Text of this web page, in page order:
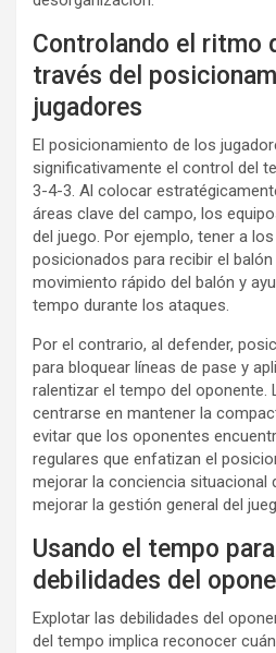
Controlando el ritmo
través del
jugadores
El posicionamiento de los
significativamente el control del
3-4-3. Al colocar
áreas clave del campo, los
del juego. Por ejemplo, tener a
posicionados para recibir el
movimiento rápido del balón y
tempo durante los ataques.
Por el contrario, al defender,
para bloquear líneas de pase y
ralentizar el tempo del oponente.
centrarse en mantener la
evitar que los oponentes
regulares que enfatizan el
mejorar la conciencia situacional
mejorar la gestión general del
Usando el tempo
debilidades del
Explotar las debilidades del
del tempo implica reconocer